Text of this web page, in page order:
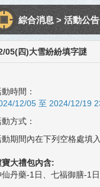
綜合消息 > 活動公
05(四)大雪紛紛填字謎
時間：
12/05 至 2024/12/19
方式：
動期間內在下列空格處填
寶大禮包內含:
仙丹藥-1日、七福御膳-1